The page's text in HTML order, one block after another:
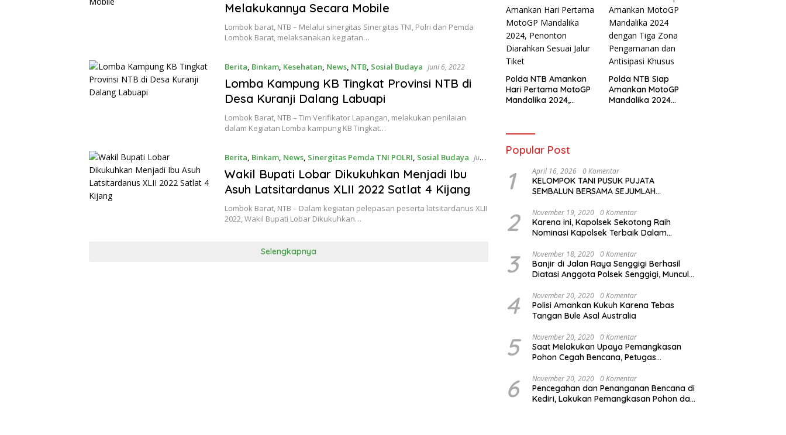
Melakukannya Secara Mobile
Lombok barat, NTB – Melalui sinergitas Sinergitas TNI, Polri dan Pemda
Lombok Barat, melaksanakan kegiatan…
Berita Binkam, Kesehatan News, NTB, Sosial Budaya Juni 6, 2022
Lomba Kampung KB Tingkat Provinsi NTB di
Desa Kuranji Dalang Labuapi
Lombok Barat, NTB – Tim Verifikator Lapangan, melakukan penilaian
dalam Kegiatan Lomba kampung KB Tingkat…
Berita Binkam, News, Sinergitas Pemda TNI POLRI Sosial Budaya Juni
6, 2022
Wakil Bupati Lobar Dikukuhkan Menjadi Ibu
Asuh Latsitardanus XLII 2022 Satlat 4 Kijang
Lombok Barat, NTB – Dalam kegiatan pelepasan peserta latsitardanus XLII
2022, Wakil Bupati Lobar Dikukuhkan…
Selengkapnya
Polda NTB Amankan
Hari Pertama MotoGP
Mandalika 2024,
Polda NTB Siap
Amankan MotoGP
Mandalika 2024
Popular Post
1 April 16, 2026 0 Komentar
KELOMPOK TANI PUSUK PUJATA
SEMBALUN BERSAMA SEJUMLAH
KOMITMENNYA UNTUK MENDUKUNG
SERTA MENYUKSESKAN PROGRAM
PEMERINTAH DI SEKTOR HORTIKULTURA,
BAWANG PUTIH DARI APBN 2026.
2 November 19, 2020 0 Komentar
Karena ini, Kapolsek Sekotong Raih
Nominasi Kapolsek Terbaik Dalam
3 November 18, 2020 0 Komentar
Banjir di Jalan Raya Senggigi Berhasil
Diatasi Anggota Polsek Senggigi, Muncul
4 November 20, 2020 0 Komentar
Polisi Amankan Kukuh Karena Tebas
Tangan Bule Asal Australia
5 November 20, 2020 0 Komentar
Saat Melakukan Upaya Pemangkasan
Pohon Cegah Bencana, Petugas
Dikejutkan dengan Peristiwa Mobil
Terbakar
6 November 20, 2020 0 Komentar
Pencegahan dan Penanganan Bencana di
Kediri, Lakukan Pemangkasan Pohon dan